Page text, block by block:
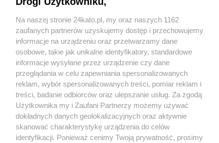
Wydawca mediów lokalnych
Nie zapomnij
zapoznać się z:
polityką prywatności regulamin korzystania z portali
Twojemiasto
Piekary Śląskie
Chorzów
Tarnowskie Góry
Skontakuj sięz nami
Kontakt
Wydawca
Redakcja
Na naszej stronie 24kato.pl, my oraz naszych 1162
zaufanych partnerów uzyskujemy dostęp i przechowujemy
informacje na urządzeniu oraz przetwarzamy dane
osobowe, takie jak unikalne identyfikatory, standardowe
informacje wysyłane przez urządzenie czy dane
przeglądania w celu zapewniania spersonalizowanych
reklam, wybór spersonalizowanych treści, pomiar reklam i
treści, badanie odbiorców oraz ulepszanie usług. Za zgodą
Użytkownika my i Zaufani Partnerzy możemy używać
dokładnych danych geolokalizacyjnych oraz aktywnie
skanować charakterystykę urządzenia do celów
identyfikacji. Ponieważ cenimy Twoją prywatność, prosimy